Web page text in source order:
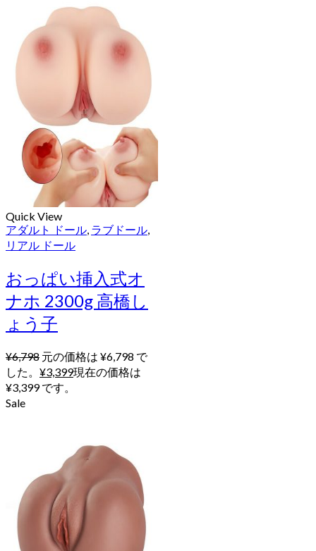
Quick View
アダルト ドール, ラブドール,
リアル ドール
おっぱい挿入式オ
ナホ 2300g 高橋し
ょう子
¥6,798 元の価格は ¥6,798 で
した。 ¥3,399現在の価格は
¥3,399 です。
Sale